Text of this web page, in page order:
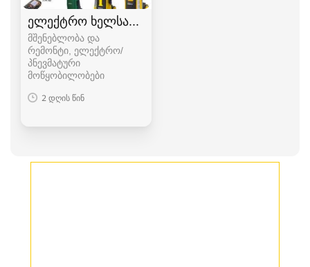
ელექტრო ხელსაწყოები
მშენებლობა და
რემონტი, ელექტრო/
პნევმატური
მოწყობილობები
2 დღის წინ